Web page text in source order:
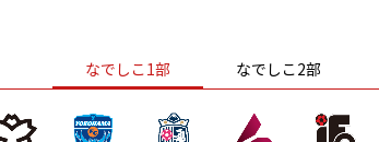
なでしこ1部 なでしこ2部